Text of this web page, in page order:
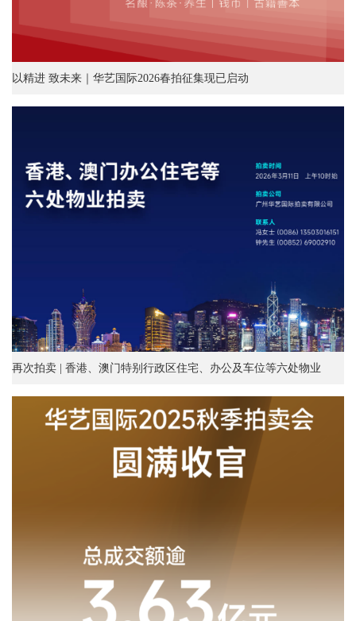
以精进 致未来｜华艺国际2026春拍征集现已启动
再次拍卖 | 香港、澳门特别行政区住宅、办公及车位等六处物业